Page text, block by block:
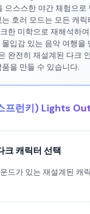
으스스한 야간 체험으로
호러 모드는 모든 캐
한 미학으로 재해석하
입감 있는 음악 여행을
완전히 재설계된 다크
을 만들 수 있습니다.
프런키) Lights
크 캐릭터 선택
드가 있는 재설계된 캐